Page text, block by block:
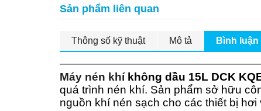
Sản phẩm liên quan
Thông số kỹ thuật Mô tả Bình luận
Máy nén khíkhông dầu 15L DCK
quá trình nén khí. Sản phẩm sở hữu
nguồn khí nén sạch cho các thiết bị